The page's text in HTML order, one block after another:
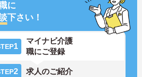
に
下さい！
1
マイナビ介護
職にご登録
2 求人のご紹介